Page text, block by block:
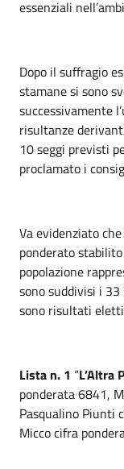
essenziali
Dopo il suffragio
stamane si sono
successivamente
risultanze
10 seggi previsti
proclamato i
Va evidenziato
ponderato
popolazione
sono suddivisi i 33
sono risultati
Lista n. 1 “L’Altra
ponderata 6841,
Pasqualino Piunti
Micco cifra